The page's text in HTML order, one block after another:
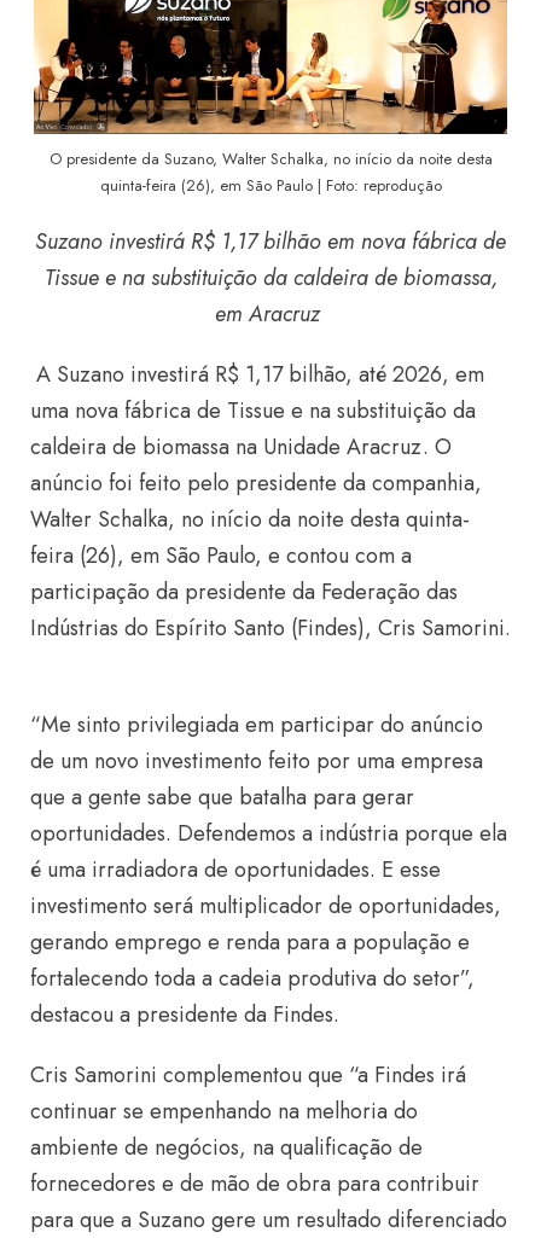
O presidente da Suzano, Walter Schalka, no início da noite desta
quinta-feira (26), em São Paulo | Foto: reprodução
Suzano investirá R$ 1,17 bilhão em nova fábrica de
Tissue e na substituição da caldeira de biomassa,
em Aracruz
A Suzano investirá R$ 1,17 bilhão, até 2026, em
uma nova fábrica de Tissue e na substituição da
caldeira de biomassa na Unidade Aracruz. O
anúncio foi feito pelo presidente da companhia,
Walter Schalka, no início da noite desta quinta-
feira (26), em São Paulo, e contou com a
participação da presidente da Federação das
Indústrias do Espírito Santo (Findes), Cris Samorini.
“Me sinto privilegiada em participar do anúncio
de um novo investimento feito por uma empresa
que a gente sabe que batalha para gerar
oportunidades. Defendemos a indústria porque ela
é uma irradiadora de oportunidades. E esse
investimento será multiplicador de oportunidades,
gerando emprego e renda para a população e
fortalecendo toda a cadeia produtiva do setor”,
destacou a presidente da Findes.
Cris Samorini complementou que “a Findes irá
continuar se empenhando na melhoria do
ambiente de negócios, na qualificação de
fornecedores e de mão de obra para contribuir
para que a Suzano gere um resultado diferenciado